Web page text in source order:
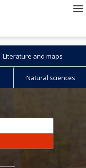
Literature and maps
Natural sciences